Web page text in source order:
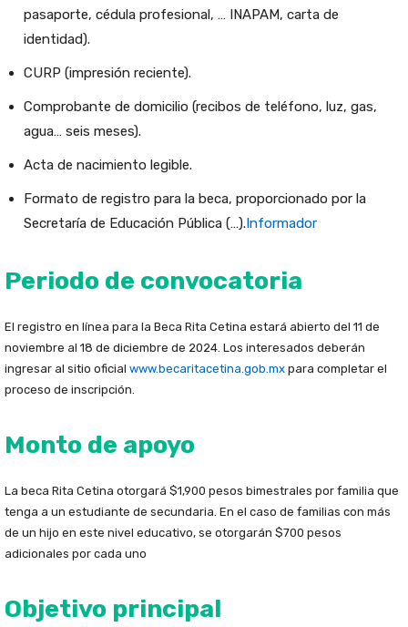
pasaporte, cédula profesional, … INAPAM, carta de
identidad).
CURP (impresión reciente).
Comprobante de domicilio (recibos de teléfono, luz, gas,
agua… seis meses).
Acta de nacimiento legible.
Formato de registro para la beca, proporcionado por la
Secretaría de Educación Pública (…).Informador
Periodo de convocatoria
El registro en línea para la Beca Rita Cetina estará abierto del 11 de
noviembre al 18 de diciembre de 2024. Los interesados ​​deberán
ingresar al sitio oficial www.becaritacetina.gob.mx para completar el
proceso de inscripción.
Monto de apoyo
La beca Rita Cetina otorgará $1,900 pesos bimestrales por familia que
tenga a un estudiante de secundaria. En el caso de familias con más
de un hijo en este nivel educativo, se otorgarán $700 pesos
adicionales por cada uno
Objetivo principal